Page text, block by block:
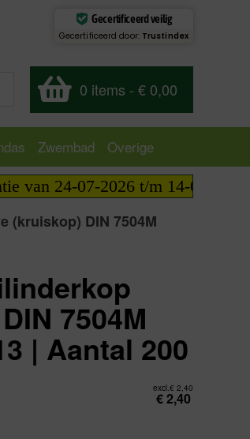
Gecertificeerd veilig
Gecertificeerd door: Trustindex
0 items - € 0,00
Zwembad
Overige
07-2026 t/m 14-08-2026
(kruiskop) DIN 7504M
7504M
| Aantal 200
excl.€ 2,40
€2,40